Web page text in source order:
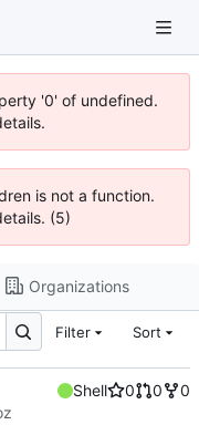
'0' of undefined.
is not a function.
(5)
Organizations
Filter Sort
Shell 0 0
0